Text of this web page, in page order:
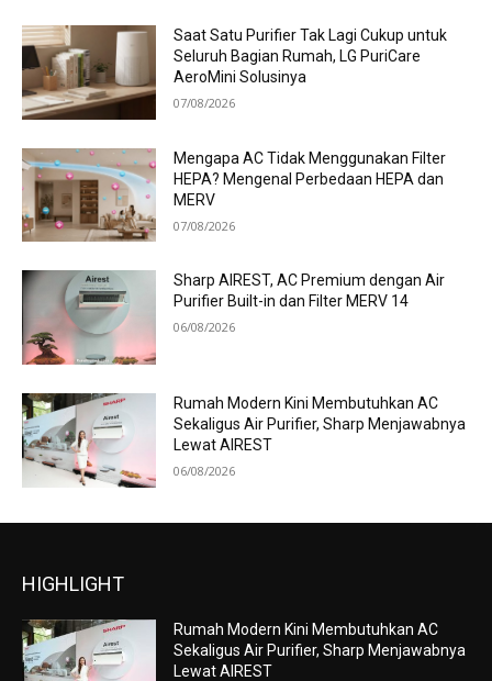
Saat Satu Purifier Tak Lagi Cukup untuk
Seluruh Bagian Rumah, LG PuriCare
AeroMini Solusinya
07/08/2026
Mengapa AC Tidak Menggunakan Filter
HEPA? Mengenal Perbedaan HEPA dan
MERV
07/08/2026
Sharp AIREST, AC Premium dengan Air
Purifier Built-in dan Filter MERV 14
06/08/2026
Rumah Modern Kini Membutuhkan AC
Sekaligus Air Purifier, Sharp Menjawabnya
Lewat AIREST
06/08/2026
HIGHLIGHT
Rumah Modern Kini Membutuhkan AC
Sekaligus Air Purifier, Sharp Menjawabnya
Lewat AIREST